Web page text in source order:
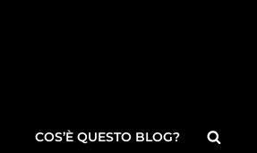
COS’È QUESTO BLOG?